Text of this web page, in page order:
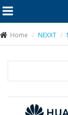
Home NEXXT